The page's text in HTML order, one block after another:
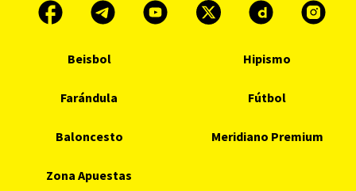
Beisbol Hipismo
Farándula Fútbol
Baloncesto Meridiano Premium
Zona Apuestas